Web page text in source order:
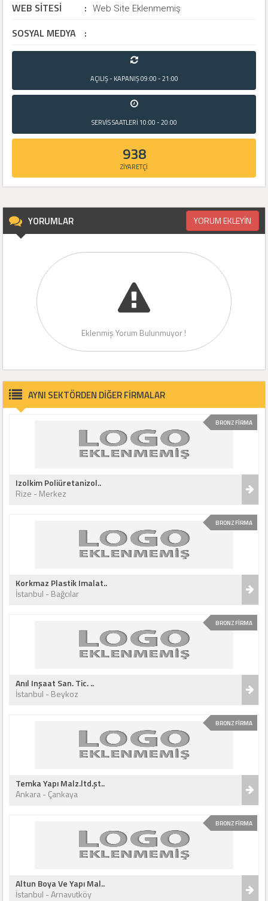
WEB SİTESİ : Web Site Eklenmemiş
SOSYAL MEDYA :
AÇILIŞ - KAPANIŞ09:00 - 21:00
SERVİS SAATLERİ 10:00 - 20:00
938
ZİYARETÇİ
YORUMLAR YORUM EKLEYİN
Eklenmiş Yorum Bulunmuyor !
AYNI SEKTÖRDEN DİĞER FİRMALAR
BRONZ FİRMA
Izolkim Poliüretanizol..
Rize - Merkez
BRONZ FİRMA
Korkmaz Plastik Imalat..
İstanbul - Bağcılar
BRONZ FİRMA
Anıl Inşaat San. Tic. ..
İstanbul - Beykoz
BRONZ FİRMA
Temka Yapı Malz.ltd.şt..
Ankara - Çankaya
BRONZ FİRMA
Altun Boya Ve Yapı Mal..
İstanbul - Arnavutköy